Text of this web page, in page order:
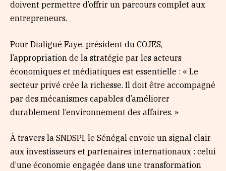
doivent permettre d’offrir un parcours complet aux
entrepreneurs.
Pour Dialigué Faye, président du COJES,
l’appropriation de la stratégie par les acteurs
économiques et médiatiques est essentielle : « Le
secteur privé crée la richesse. Il doit être accompagné
par des mécanismes capables d’améliorer
durablement l’environnement des affaires. »
À travers la SNDSPI, le Sénégal envoie un signal clair
aux investisseurs et partenaires internationaux : celui
d’une économie engagée dans une transformation